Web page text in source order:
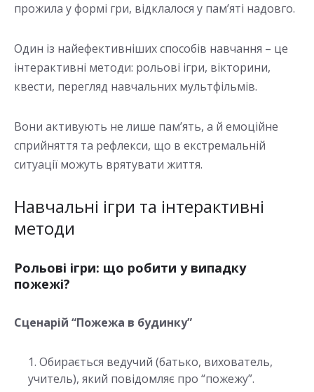
прожила у формі гри, відклалося у пам’яті надовго.
Один із найефективніших способів навчання – це
інтерактивні методи: рольові ігри, вікторини,
квести, перегляд навчальних мультфільмів.
Вони активують не лише пам’ять, а й емоційне
сприйняття та рефлекси, що в екстремальній
ситуації можуть врятувати життя.
Навчальні ігри та інтерактивні
методи
Рольові ігри: що робити у випадку
пожежі?
Сценарій “Пожежа в будинку”
Обирається ведучий (батько, вихователь,
учитель), який повідомляє про “пожежу”.